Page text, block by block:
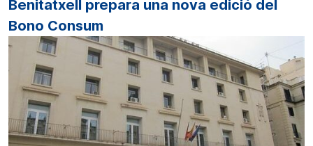
Benitatxell prepara una nova edició del
Bono Consum